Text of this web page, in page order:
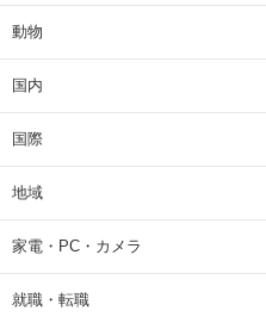
動物
国内
国際
地域
家電・PC・カメラ
就職・転職